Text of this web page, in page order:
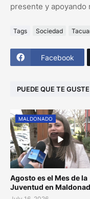
presente y apoyando
Tags Sociedad
Facebook
PUEDE QUE TE GUSTE
MALDONADO
Agosto es el Mes de la
Juventud en